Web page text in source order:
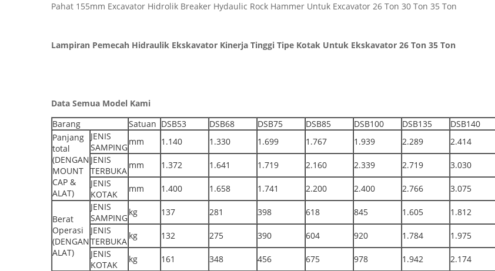
Pahat 155mm Excavator Hidrolik Breaker Hydaulic Rock Hammer Untuk Excavator 26 Ton 30 Ton 35 Ton
Lampiran Pemecah Hidraulik Ekskavator Kinerja Tinggi Tipe Kotak Untuk Ekskavator 26 Ton 35 Ton
Data Semua Model Kami
Barang
Satuan DSB53 DSB68 DSB75 DSB85 DSB100 DSB135 DSB140
Panjang
total
(DENGAN
MOUNT
CAP &
ALAT)
JENIS
SAMPING
mm 1.140 1.330 1.699 1.767 1.939 2.289 2.414
JENIS
TERBUKA
mm 1.372 1.641 1.719 2.160 2.339 2.719 3.030
JENIS
KOTAK
mm 1.400 1.658 1.741 2.200 2.400 2.766 3.075
Berat
Operasi
(DENGAN
ALAT)
JENIS
SAMPING
kg 137 281 398 618 845 1.605 1.812
JENIS
TERBUKA
kg 132 275 390 604 920 1.784 1.975
JENIS
KOTAK
kg 161 348 456 675 978 1.942 2.174